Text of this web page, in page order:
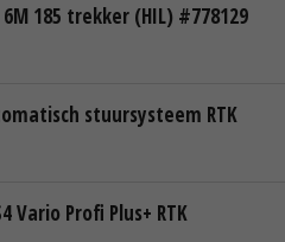
185 trekker (HIL) #778129
stuursysteem RTK
Vario Profi Plus+ RTK